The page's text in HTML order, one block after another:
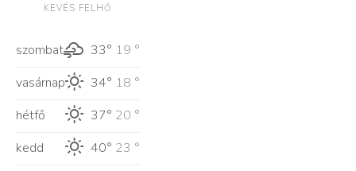
KEVÉS FELHŐ
szombat 33° 19 °
vasárnap
34° 18 °
hétfő
37° 20 °
kedd
40° 23 °